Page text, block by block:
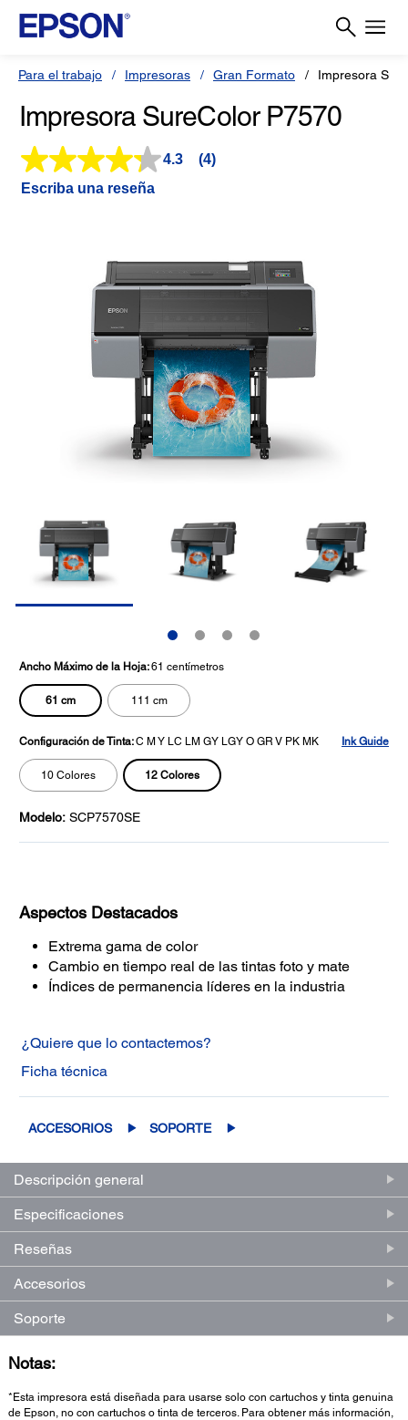
Para el trabajo Impresoras Gran Formato Impresora
Impresora SureColor P7570
4.3
Lea
página.
(4)
Escriba una reseña
Ancho Máximo de la Hoja:61 centímetros
61 cm 111 cm
Configuración de Tinta:C M Y LC LM GY LGY O GR V PK MK Ink Guide
10 Colores 12 Colores
Modelo: SCP7570SE
Aspectos Destacados
Extrema gama de color
Cambio en tiempo real de las tintas foto y mate
Índices de permanencia líderes en la industria
¿Quiere que lo contactemos?
Ficha técnica
ACCESORIOS SOPORTE
Descripción general
Especificaciones
Reseñas
Accesorios
Soporte
Notas:
*Esta impresora está diseñada para usarse solo con cartuchos y tinta genuina
de Epson, no con cartuchos o tinta de terceros. Para obtener más información,